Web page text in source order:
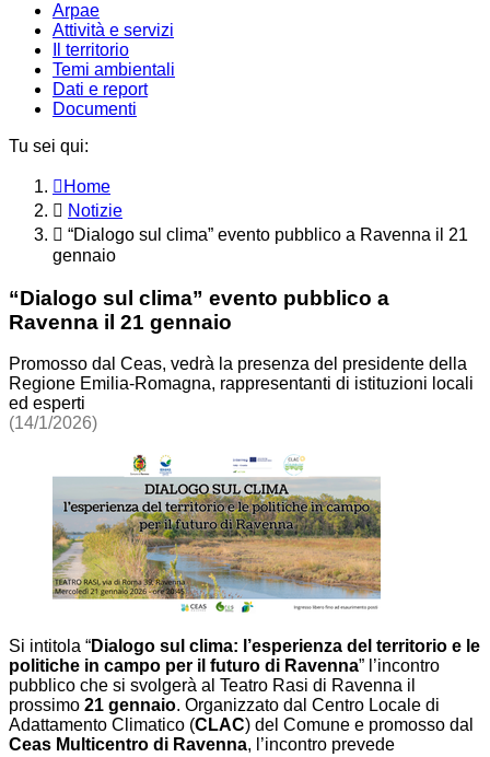
Arpae
Attività e servizi
Il territorio
Temi ambientali
Dati e report
Documenti
Tu sei qui:
Home
Notizie
“Dialogo sul clima” evento pubblico a Ravenna il 21
gennaio
“Dialogo sul clima” evento pubblico a
Ravenna il 21 gennaio
Promosso dal Ceas, vedrà la presenza del presidente della
Regione Emilia-Romagna, rappresentanti di istituzioni locali
ed esperti
(14/1/2026)
Si intitola “Dialogo sul clima: l’esperienza del territorio e le
politiche in campo per il futuro di Ravenna” l’incontro
pubblico che si svolgerà al Teatro Rasi di Ravenna il
prossimo 21 gennaio. Organizzato dal Centro Locale di
Adattamento Climatico (CLAC) del Comune e promosso dal
Ceas Multicentro di Ravenna, l’incontro prevede